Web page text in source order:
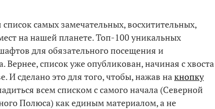
список самых замечательных, восхитительных,
на нашей планете. Топ-100 уникальных
для обязательного посещения и
Вернее, список уже опубликован, начиная с хвоста
И сделано это для того, чтобы, нажав накнопку
всем списком с самого начала (Северной
Полюса) как единым материалом, а не